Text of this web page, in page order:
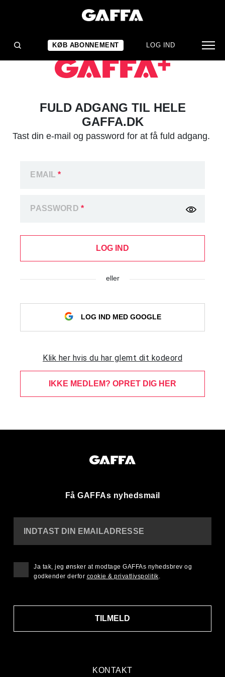
KØB ABONNEMENT LOG IND
FULD ADGANG TIL HELE
GAFFA.DK
Tast din e-mail og password for at få fuld adgang.
EMAIL*
PASSWORD *
LOG IND
eller
LOG IND MED GOOGLE
Klik her hvis du har glemt dit kodeord
IKKE MEDLEM? OPRET DIG HER
Få GAFFAs nyhedsmail
KONTAKT
INDTAST DIN EMAILADRESSE
TILMELD
Ja tak, jeg ønsker at modtage GAFFAs nyhedsbrev og
godkender derfor cookie & privatlivspolitik